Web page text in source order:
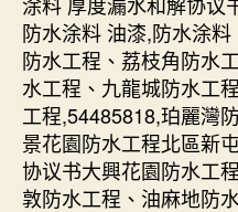
防水涂料 油漆,防水涂
防水工程、荔枝角防水
水工程、九龍城防水工
工程,54485818,珀麗灣
景花園防水工程北區新
协议书大興花園防水工
敦防水工程、油麻地防